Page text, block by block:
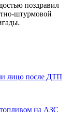
поздравил
штурмовой
лицо после ДТП
топливом на АЗС